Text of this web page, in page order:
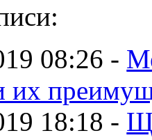
08:26 -
их
18:18 -